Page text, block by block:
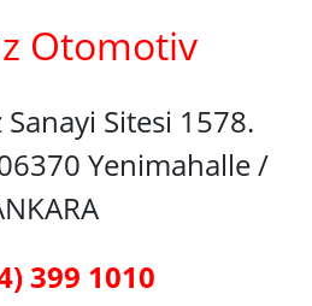
Otomotiv
Sanayi Sitesi 1578.
Yenimahalle /
399 1010